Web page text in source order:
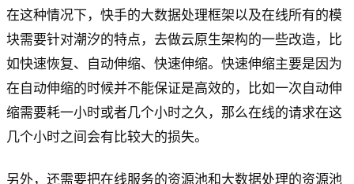
在这种情况下，快手的大数据处理框架以及在线所有的模
块需要针对潮汐的特点，去做云原生架构的一些改造，比
如快速恢复、自动伸缩、快速伸缩。快速伸缩主要是因为
在自动伸缩的时候并不能保证是高效的，比如一次自动伸
缩需要耗一小时或者几个小时之久，那么在线的请求在这
几个小时之间会有比较大的损失。
另外，还需要把在线服务的资源池和大数据处理的资源池